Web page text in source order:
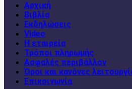
Αρχική
Βιβλία
Εκδηλώσεις
Video
Η εταιρεία
Τρόποι πληρωμής
Ασφαλές περιβάλλον
Όροι και κανόνες
Επικοινωνία